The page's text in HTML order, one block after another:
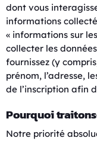
dont vous
informations
« informations sur
collecter les
fournissez (y
prénom, l’adresse,
de l’inscription afin
Pourquoi
Notre priorité